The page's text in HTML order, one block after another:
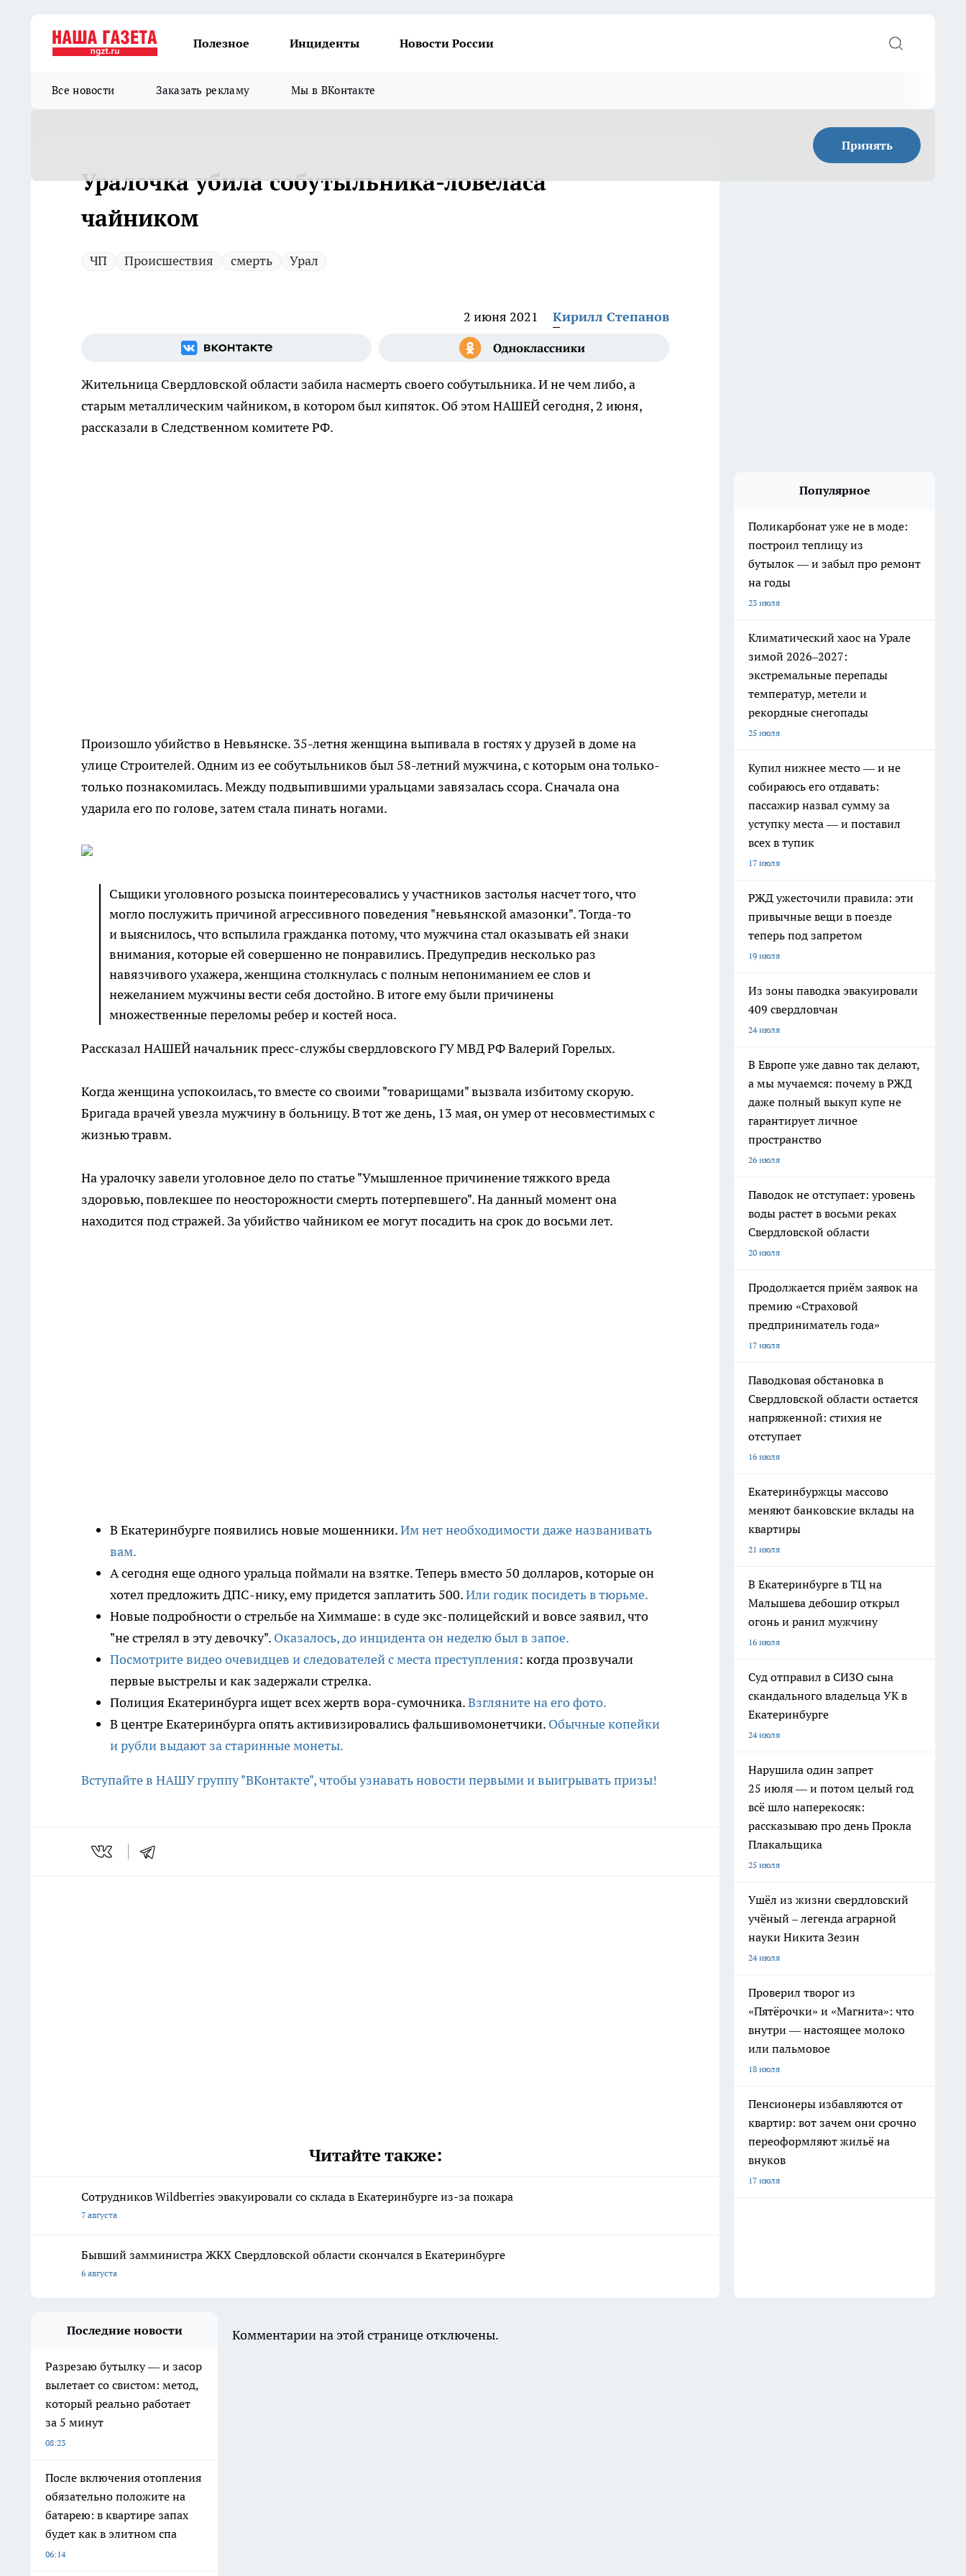
Полезное Инциденты Новости России
Все новости Заказать рекламу Мы в ВКонтакте
Принять
Уралочка убила собутыльника-ловеласа
чайником
ЧП Происшествия смерть Урал
2 июня 2021 Кирилл Степанов
Жительница Свердловской области забила насмерть своего собутыльника. И не чем либо, а
старым металлическим чайником, в котором был кипяток. Об этом НАШЕЙ сегодня, 2 июня,
рассказали в Следственном комитете РФ.
Произошло убийство в Невьянске. 35-летня женщина выпивала в гостях у друзей в доме на
улице Строителей. Одним из ее собутыльников был 58-летний мужчина, с которым она только-
только познакомилась. Между подвыпившими уральцами завязалась ссора. Сначала она
ударила его по голове, затем стала пинать ногами.
Сыщики уголовного розыска поинтересовались у участников застолья насчет того, что
могло послужить причиной агрессивного поведения "невьянской амазонки". Тогда-то
и выяснилось, что вспылила гражданка потому, что мужчина стал оказывать ей знаки
внимания, которые ей совершенно не понравились. Предупредив несколько раз
навязчивого ухажера, женщина столкнулась с полным непониманием ее слов и
нежеланием мужчины вести себя достойно. В итоге ему были причинены
множественные переломы ребер и костей носа.
Рассказал НАШЕЙ начальник пресс-службы свердловского ГУ МВД РФ Валерий Горелых.
Когда женщина успокоилась, то вместе со своими "товарищами" вызвала избитому скорую.
Бригада врачей увезла мужчину в больницу. В тот же день, 13 мая, он умер от несовместимых с
жизнью травм.
На уралочку завели уголовное дело по статье "Умышленное причинение тяжкого вреда
здоровью, повлекшее по неосторожности смерть потерпевшего". На данный момент она
находится под стражей. За убийство чайником ее могут посадить на срок до восьми лет.
В Екатеринбурге появились новые мошенники.Им нет необходимости даже названивать
вам.
А сегодня еще одного уральца поймали на взятке. Теперь вместо 50 долларов, которые он
хотел предложить ДПС-нику, ему придется заплатить 500.Или годик посидеть в тюрьме.
Новые подробности о стрельбе на Химмаше: в суде экс-полицейский и вовсе заявил, что
"не стрелял в эту девочку". Оказалось, до инцидента он неделю был в запое.
Посмотрите видео очевидцев и следователей с места преступления: когда прозвучали
первые выстрелы и как задержали стрелка.
Полиция Екатеринбурга ищет всех жертв вора-сумочника.Взгляните на его фото.
В центре Екатеринбурга опять активизировались фальшивомонетчики. Обычные копейки
и рубли выдают за старинные монеты.
Вступайте в НАШУ группу "ВКонтакте", чтобы узнавать новости первыми и выигрывать призы!
Читайте также:
Сотрудников Wildberries эвакуировали со склада в Екатеринбурге из-за пожара
7 августа
Бывший замминистра ЖКХ Свердловской области скончался в Екатеринбурге
6 августа
Популярное
Поликарбонат уже не в моде:
построил теплицу из
бутылок — и забыл про ремонт
на годы
23 июля
Климатический хаос на Урале
зимой 2026–2027:
экстремальные перепады
температур, метели и
рекордные снегопады
25 июля
Купил нижнее место — и не
собираюсь его отдавать:
пассажир назвал сумму за
уступку места — и поставил
всех в тупик
17 июля
РЖД ужесточили правила: эти
привычные вещи в поезде
теперь под запретом
19 июля
Из зоны паводка эвакуировали
409 свердловчан
24 июля
В Европе уже давно так делают,
а мы мучаемся: почему в РЖД
даже полный выкуп купе не
гарантирует личное
пространство
26 июля
Паводок не отступает: уровень
воды растет в восьми реках
Свердловской области
20 июля
Продолжается приём заявок на
премию «Страховой
предприниматель года»
17 июля
Паводковая обстановка в
Свердловской области остается
напряженной: стихия не
отступает
16 июля
Екатеринбуржцы массово
меняют банковские вклады на
квартиры
21 июля
В Екатеринбурге в ТЦ на
Малышева дебошир открыл
огонь и ранил мужчину
16 июля
Суд отправил в СИЗО сына
скандального владельца УК в
Екатеринбурге
24 июля
Нарушила один запрет
25 июля — и потом целый год
всё шло наперекосяк:
рассказываю про день Прокла
Плакальщика
25 июля
Ушёл из жизни свердловский
учёный – легенда аграрной
науки Никита Зезин
24 июля
Проверил творог из
«Пятёрочки» и «Магнита»: что
внутри — настоящее молоко
или пальмовое
18 июля
Пенсионеры избавляются от
квартир: вот зачем они срочно
переоформляют жильё на
внуков
17 июля
Последние новости
Разрезаю бутылку — и засор
вылетает со свистом: метод,
который реально работает
за 5 минут
08:23
После включения отопления
обязательно положите на
батарею: в квартире запах
будет как в элитном спа
06:14
Комментарии на этой странице отключены.